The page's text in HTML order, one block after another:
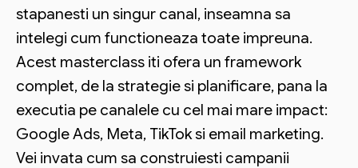
stapanesti un singur canal, inseamna sa
intelegi cum functioneaza toate impreuna.
Acest masterclass iti ofera un framework
complet, de la strategie si planificare, pana la
executia pe canalele cu cel mai mare impact:
Google Ads, Meta, TikTok si email marketing.
Vei invata cum sa construiesti campanii